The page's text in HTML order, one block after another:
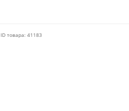
товара: 41183